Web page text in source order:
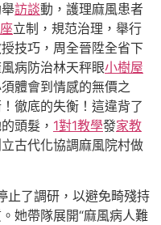
訪談動，護理麻風患者
立制，規范治理，舉行
技巧，周全晉陞全省下
病防治林天秤眼小樹屋
體會到情感的無價之
徹底的失衡！這違背了
頭髮， 1對1教學發家教
古代化協調麻風院村做
止了調研，以避免畸殘持
她帶隊展開“麻風病人難